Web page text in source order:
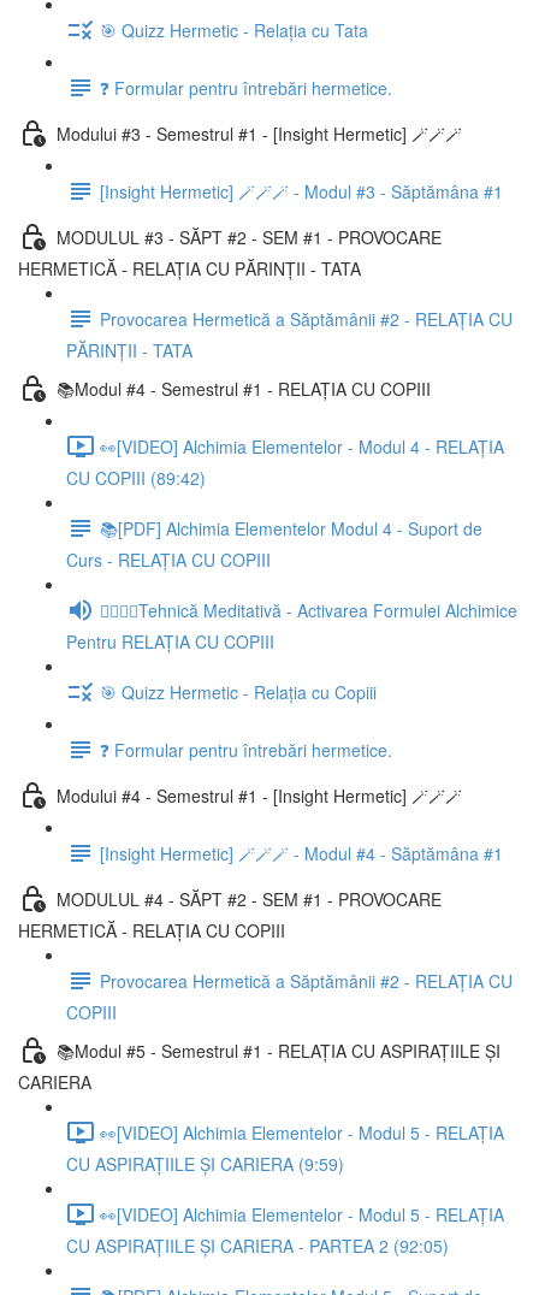
🎯 Quizz Hermetic - Relația cu Tata
❓ Formular pentru întrebări hermetice.
Modului #3 - Semestrul #1 - [Insight Hermetic] 🪄🪄🪄
[Insight Hermetic] 🪄🪄🪄 - Modul #3 - Săptămâna #1
MODULUL #3 - SĂPT #2 - SEM #1 - PROVOCARE
HERMETICĂ - RELAȚIA CU PĂRINȚII - TATA
Provocarea Hermetică a Săptămânii #2 - RELAȚIA CU
PĂRINȚII - TATA
📚Modul #4 - Semestrul #1 - RELAȚIA CU COPIII
👀[VIDEO] Alchimia Elementelor - Modul 4 - RELAȚIA
CU COPIII (89:42)
📚[PDF] Alchimia Elementelor Modul 4 - Suport de
Curs - RELAȚIA CU COPIII
🧘‍♀️🧘‍♂️Tehnică Meditativă - Activarea Formulei Alchimice
Pentru RELAȚIA CU COPIII
🎯 Quizz Hermetic - Relația cu Copiii
❓ Formular pentru întrebări hermetice.
Modului #4 - Semestrul #1 - [Insight Hermetic] 🪄🪄🪄
[Insight Hermetic] 🪄🪄🪄 - Modul #4 - Săptămâna #1
MODULUL #4 - SĂPT #2 - SEM #1 - PROVOCARE
HERMETICĂ - RELAȚIA CU COPIII
Provocarea Hermetică a Săptămânii #2 - RELAȚIA CU
COPIII
📚Modul #5 - Semestrul #1 - RELAȚIA CU ASPIRAȚIILE ȘI
CARIERA
👀[VIDEO] Alchimia Elementelor - Modul 5 - RELAȚIA
CU ASPIRAȚIILE ȘI CARIERA (9:59)
👀[VIDEO] Alchimia Elementelor - Modul 5 - RELAȚIA
CU ASPIRAȚIILE ȘI CARIERA - PARTEA 2 (92:05)